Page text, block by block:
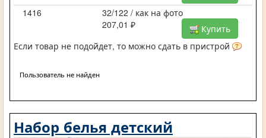
1416
32/122 / как на фото
207,01 ₽
Купить
Если товар не подойдет, то можно сдать в пристрой
Пользователь не найден
Набор белья детский